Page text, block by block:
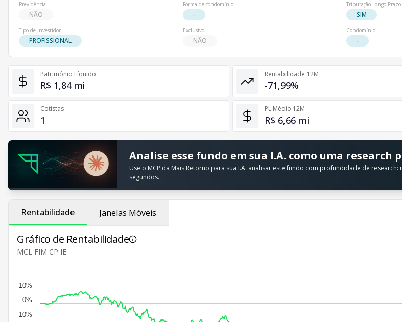
Previdência
NÃO
Forma de condomínio
-
Tributação Longo Prazo
SIM
Tipo de Investidor
PROFISSIONAL
Exclusivo
NÃO
Condomínio
-
Patrimônio Líquido
R$ 1,84 mi
Rentabilidade 12M
-71,99%
Cotistas
1
PL Médio 12M
R$ 6,66 mi
Analise esse fundo em sua I.A. como uma research
Use o MCP da Mais Retorno para sua I.A. analisar este fundo com profundidade de
segundos.
Rentabilidade Janelas Móveis
Gráfico de Rentabilidade
MCL FIM CP IE
-10%
0%
10%